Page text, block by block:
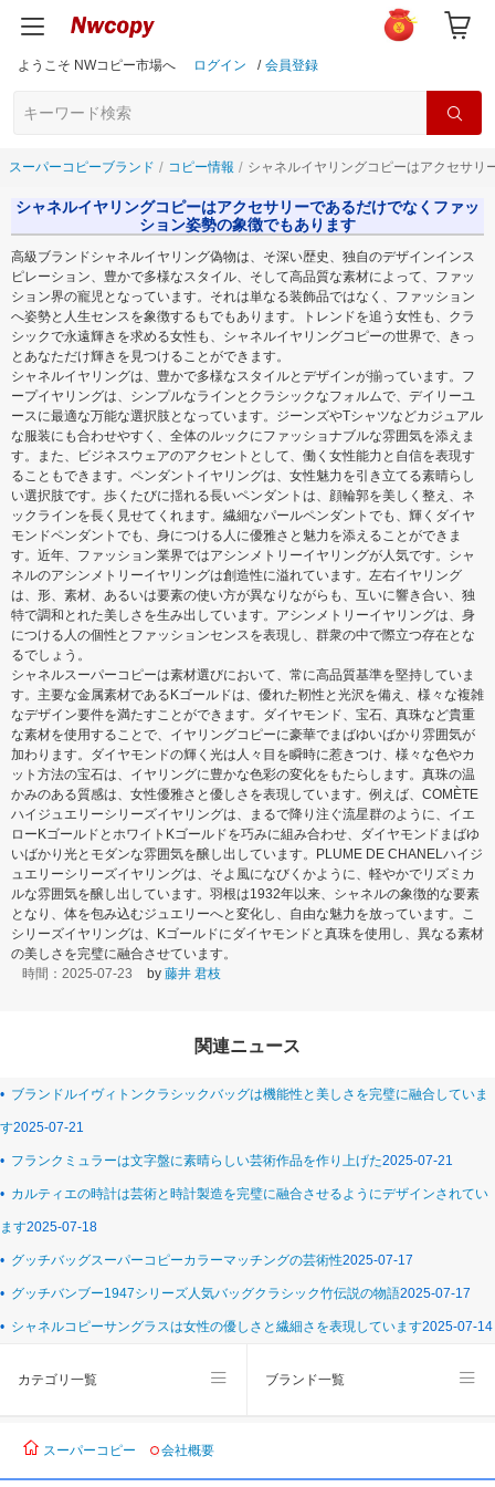
ようこそ NWコピー市場へ ログイン / 会員登録
スーパーコピーブランド コピー情報 シャネルイヤリングコピーはアクセサリ
シャネルイヤリングコピーはアクセサリーであるだけでなくファッ
ション姿勢の象徴でもあります
高級ブランドシャネルイヤリング偽物は、そ深い歴史、独自のデザインインス
ピレーション、豊かで多様なスタイル、そして高品質な素材によって、ファッ
ション界の寵児となっています。それは単なる装飾品ではなく、ファッション
へ姿勢と人生センスを象徴するもでもあります。トレンドを追う女性も、クラ
シックで永遠輝きを求める女性も、シャネルイヤリングコピーの世界で、きっ
とあなただけ輝きを見つけることができます。
シャネルイヤリングは、豊かで多様なスタイルとデザインが揃っています。フ
ープイヤリングは、シンプルなラインとクラシックなフォルムで、デイリーユ
ースに最適な万能な選択肢となっています。ジーンズやTシャツなどカジュアル
な服装にも合わせやすく、全体のルックにファッショナブルな雰囲気を添えま
す。また、ビジネスウェアのアクセントとして、働く女性能力と自信を表現す
ることもできます。ペンダントイヤリングは、女性魅力を引き立てる素晴らし
い選択肢です。歩くたびに揺れる長いペンダントは、顔輪郭を美しく整え、ネ
ックラインを長く見せてくれます。繊細なパールペンダントでも、輝くダイヤ
モンドペンダントでも、身につける人に優雅さと魅力を添えることができま
す。近年、ファッション業界ではアシンメトリーイヤリングが人気です。シャ
ネルのアシンメトリーイヤリングは創造性に溢れています。左右イヤリング
は、形、素材、あるいは要素の使い方が異なりながらも、互いに響き合い、独
特で調和とれた美しさを生み出しています。アシンメトリーイヤリングは、身
につける人の個性とファッションセンスを表現し、群衆の中で際立つ存在とな
るでしょう。
シャネルスーパーコピーは素材選びにおいて、常に高品質基準を堅持していま
す。主要な金属素材であるKゴールドは、優れた靭性と光沢を備え、様々な複雑
なデザイン要件を満たすことができます。ダイヤモンド、宝石、真珠など貴重
な素材を使用することで、イヤリングコピーに豪華でまばゆいばかり雰囲気が
加わります。ダイヤモンドの輝く光は人々目を瞬時に惹きつけ、様々な色やカ
ット方法の宝石は、イヤリングに豊かな色彩の変化をもたらします。真珠の温
かみのある質感は、女性優雅さと優しさを表現しています。例えば、COMÈTE
ハイジュエリーシリーズイヤリングは、まるで降り注ぐ流星群のように、イエ
ローKゴールドとホワイトKゴールドを巧みに組み合わせ、ダイヤモンドまばゆ
いばかり光とモダンな雰囲気を醸し出しています。PLUME DE CHANELハイジ
ュエリーシリーズイヤリングは、そよ風になびくかように、軽やかでリズミカ
ルな雰囲気を醸し出しています。羽根は1932年以来、シャネルの象徴的な要素
となり、体を包み込むジュエリーへと変化し、自由な魅力を放っています。こ
シリーズイヤリングは、Kゴールドにダイヤモンドと真珠を使用し、異なる素材
の美しさを完璧に融合させています。
時間：2025-07-23
by 藤井 君枝
関連ニュース
• ブランドルイヴィトンクラシックバッグは機能性と美しさを完璧に融合していま
す2025-07-21
• フランクミュラーは文字盤に素晴らしい芸術作品を作り上げた2025-07-21
• カルティエの時計は芸術と時計製造を完璧に融合させるようにデザインされてい
ます2025-07-18
• グッチバッグスーパーコピーカラーマッチングの芸術性2025-07-17
• グッチバンブー1947シリーズ人気バッグクラシック竹伝説の物語2025-07-17
• シャネルコピーサングラスは女性の優しさと繊細さを表現しています2025-07-14
カテゴリ一覧 ブランド一覧
スーパーコピー 会社概要